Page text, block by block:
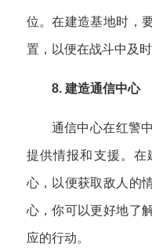
位。在建造基地时，
置，以便在战斗中及
8. 建造通信中心
通信中心在红警
提供情报和支援。在
心，以便获取敌人的
心，你可以更好地了
应的行动。